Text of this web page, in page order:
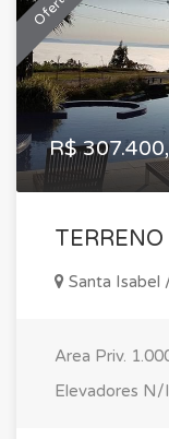
R$
Santa Isabel
Area Priv.
Elevadores N/I